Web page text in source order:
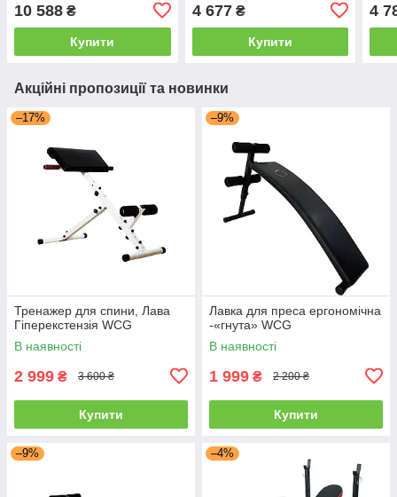
10 588 ₴
Купити
4 677₴
Купити
4
Акційні пропозиції та новинки
–17%
Тренажер для спини, Лава
Гіперекстензія WCG
В наявності
2 999 ₴ 3 600 ₴
Купити
–9%
Лавка для преса ергономічна
-«гнута» WCG
В наявності
1 999 ₴ 2 200 ₴
Купити
–9% –4%